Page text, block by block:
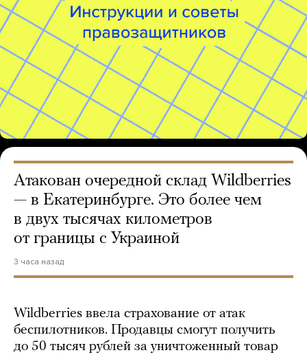
Атакован очередной склад Wildberries
— в Екатеринбурге. Это более чем
в двух тысячах километров
от границы с Украиной
3 часа назад
Wildberries ввела страхование от атак
беспилотников. Продавцы смогут получить
до 50 тысяч рублей за уничтоженный товар